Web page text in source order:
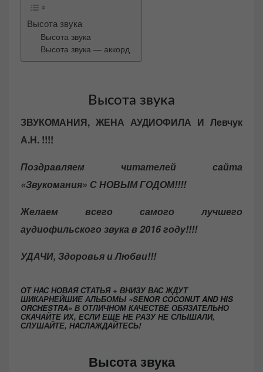
Высота звука
Высота звука
Высота звука — аккорд
Высота звука
ЗВУКОМАНИЯ, ЖЕНА АУДИОФИЛА И Левчук
А.Н. !!!!
Поздравляем читателей сайта
«Звукомания» С НОВЫМ ГОДОМ!!!!
Желаем всего самого лучшего
аудиофильского звука в 2016 году!!!!
УДАЧИ, Здоровья и Любви!!!
ОТ НАС НОВАЯ СТАТЬЯ + ВНИЗУ ВАС ЖДУТ
ШИКАРНЕЙШИЕ АЛЬБОМЫ «SENOR COCONUT AND HIS
ORCHESTRA» В ОТЛИЧНОМ КАЧЕСТВЕ ОБЯЗАТЕЛЬНО
СКАЧАЙТЕ ИХ, ЕСЛИ ЕЩЕ НЕ РАЗУ НЕ СЛЫШАЛИ,
СЛУШАЙТЕ, НАСЛАЖДАЙТЕСЬ!
Высота звука